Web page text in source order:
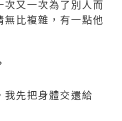
又一次為了別人而
比複雜，有一點他
我先把身體交還給